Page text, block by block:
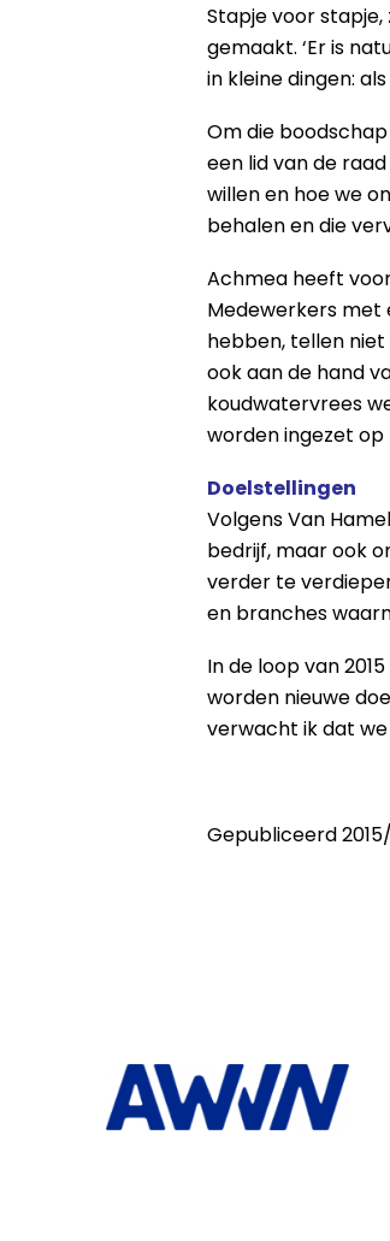
Stapje voor
gemaakt. ‘Er is
in kleine dingen:
Om die
een lid van de
willen en hoe we
behalen en die
Achmea heeft
Medewerkers met
hebben, tellen
ook aan de hand
koudwatervrees
worden ingezet
Doelstellingen
Volgens Van
bedrijf, maar ook
verder te
en branches
In de loop van
worden nieuwe
verwacht ik dat
Gepubliceerd